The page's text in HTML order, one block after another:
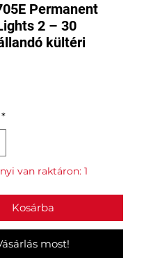
Permanent
2 – 30
kültéri
*
van raktáron: 1
Kosárba
most!